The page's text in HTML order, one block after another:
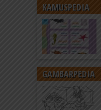
KAMUSPEDIA
GAMBARPEDIA